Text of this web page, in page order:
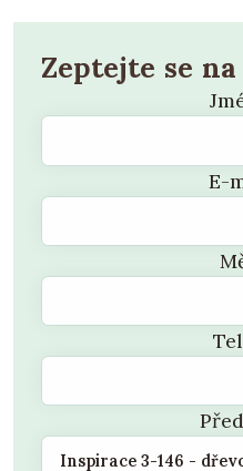
Zeptejte se
E-